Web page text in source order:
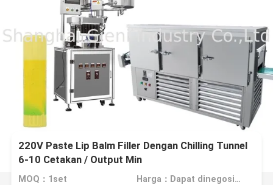
220V Paste Lip Balm Filler Dengan Chilling Tunnel
6-10 Cetakan / Output Min
MOQ：1set Harga：Dapat dinegosiasikan